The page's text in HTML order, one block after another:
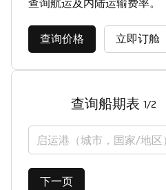
查询航运及内陆运输费率。
查询价格 立即订舱
查询船期表 1/2
启运港（城市，国家/地区）
下一页